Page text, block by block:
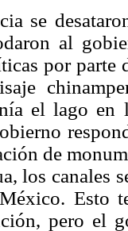
se
al
por parte
el lago en
de
los canales
Esto
pero el